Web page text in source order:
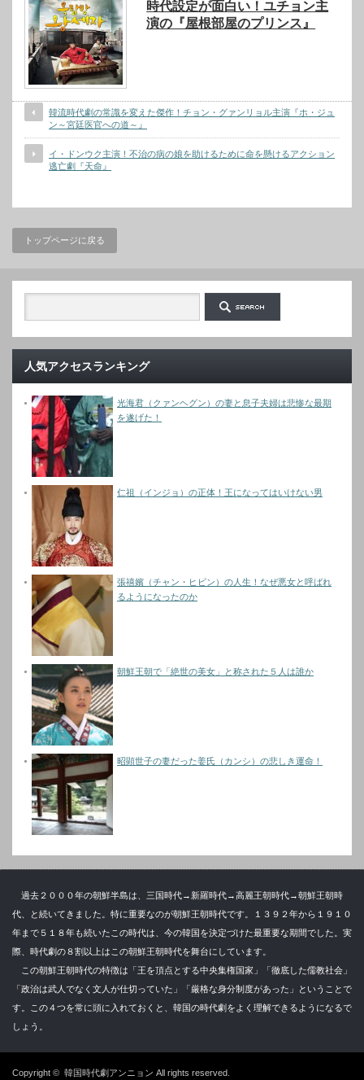
時代設定が面白い！ユチョン主
演の『屋根部屋のプリンス』
韓流時代劇の常識を変えた傑作！チョン・グァンリョル主演『ホ・ジュ
ン～宮廷医官への道～』
イ・ドンウク主演！不治の病の娘を助けるために命を懸けるアクション
逃亡劇『天命』
トップページに戻る
人気アクセスランキング
光海君（クァンヘグン）の妻と息子夫婦は悲惨な最期
を遂げた！
仁祖（インジョ）の正体！王になってはいけない男
張禧嬪（チャン・ヒビン）の人生！なぜ悪女と呼ばれ
るようになったのか
朝鮮王朝で「絶世の美女」と称された５人は誰か
昭顕世子の妻だった姜氏（カンシ）の悲しき運命！
過去２０００年の朝鮮半島は、三国時代→新羅時代→高麗王朝時代→朝鮮王朝時
代、と続いてきました。特に重要なのが朝鮮王朝時代です。１３９２年から１９１０
年まで５１８年も続いたこの時代は、今の韓国を決定づけた最重要な期間でした。実
際、時代劇の８割以上はこの朝鮮王朝時代を舞台にしています。
この朝鮮王朝時代の特徴は「王を頂点とする中央集権国家」「徹底した儒教社会」
「政治は武人でなく文人が仕切っていた」「厳格な身分制度があった」ということで
す。この４つを常に頭に入れておくと、韓国の時代劇をよく理解できるようになるで
しょう。
Copyright © 韓国時代劇アンニョン All rights reserved.